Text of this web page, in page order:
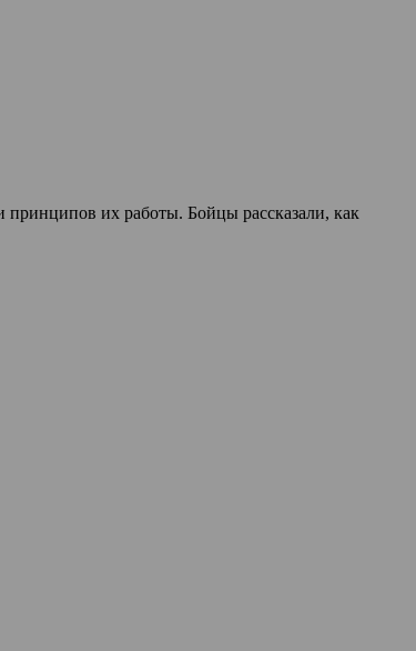
их работы. Бойцы рассказали, как